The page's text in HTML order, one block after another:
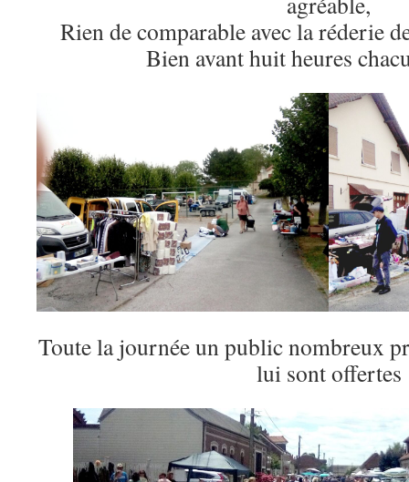
Rien de comparable avec la réderie
Bien avant huit heures
Toute la journée un public nombreux
lui sont offertes